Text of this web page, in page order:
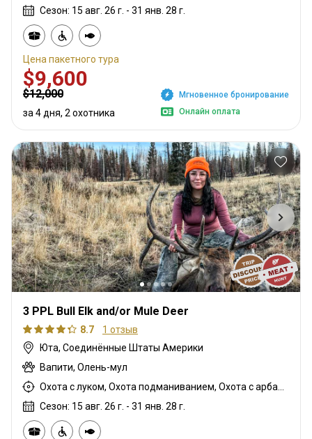
Сезон: 15 авг. 26 г. - 31 янв. 28 г.
Цена пакетного тура
$9,600
$12,000
за 4 дня, 2 охотника
Мгновенное бронирование
Онлайн оплата
3 PPL Bull Elk and/or Mule Deer
8.7
1 отзыв
Юта, Соединённые Штаты Америки
Вапити, Олень-мул
Охота с луком, Охота подманиванием, Охота с арбалетом, Загонная охота, Мясная охота, Горная охота, Охота с дульнозарядным ружьём, Охота с карабином, Охота с подхода
Сезон: 15 авг. 26 г. - 31 янв. 28 г.